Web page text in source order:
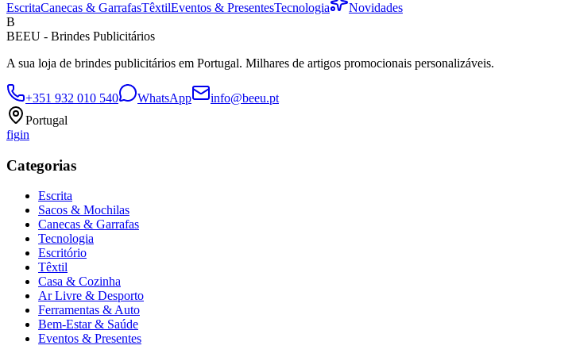
EscritaCanecas & GarrafasTêxtilEventos & PresentesTecnologia
Novidades
B
BEEU - Brindes Publicitários
A sua loja de brindes publicitários em Portugal. Milhares de artigos promocionais personalizáveis.
+351 932 010 540 WhatsApp
info@beeu.pt
Portugal
figin
Categorias
Escrita
Sacos & Mochilas
Canecas & Garrafas
Tecnologia
Escritório
Têxtil
Casa & Cozinha
Ar Livre & Desporto
Ferramentas & Auto
Bem-Estar & Saúde
Eventos & Presentes